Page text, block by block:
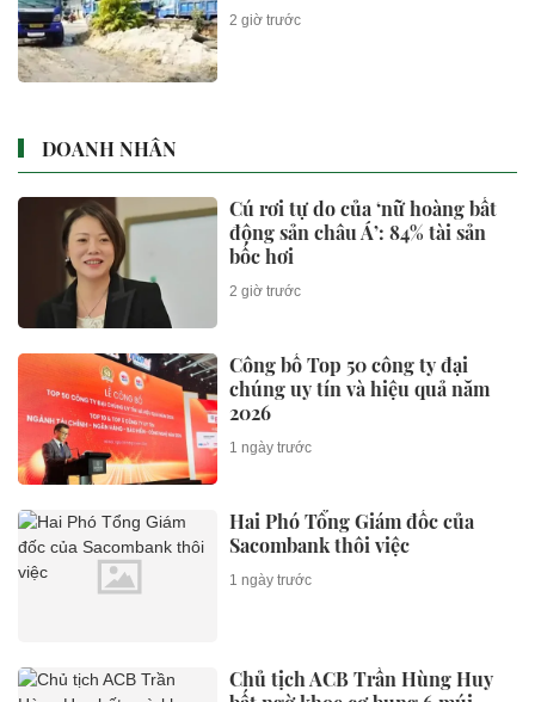
2 giờ trước
DOANH NHÂN
Cú rơi tự do của ‘nữ hoàng bất
động sản châu Á’: 84% tài sản
bốc hơi
2 giờ trước
Công bố Top 50 công ty đại
chúng uy tín và hiệu quả năm
2026
1 ngày trước
Hai Phó Tổng Giám đốc của
Sacombank thôi việc
1 ngày trước
Chủ tịch ACB Trần Hùng Huy